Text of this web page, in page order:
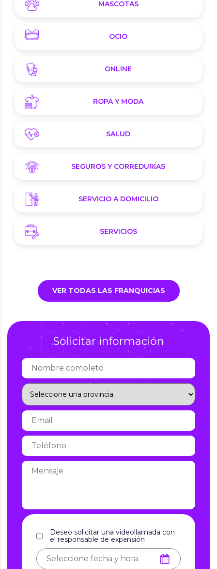
MASCOTAS
OCIO
ONLINE
ROPA Y MODA
SALUD
SEGUROS Y CORREDURÍAS
SERVICIO A DOMICILIO
SERVICIOS
VER TODAS LAS FRANQUICIAS
Solicitar información
Deseo solicitar una videollamada con
el responsable de expansión